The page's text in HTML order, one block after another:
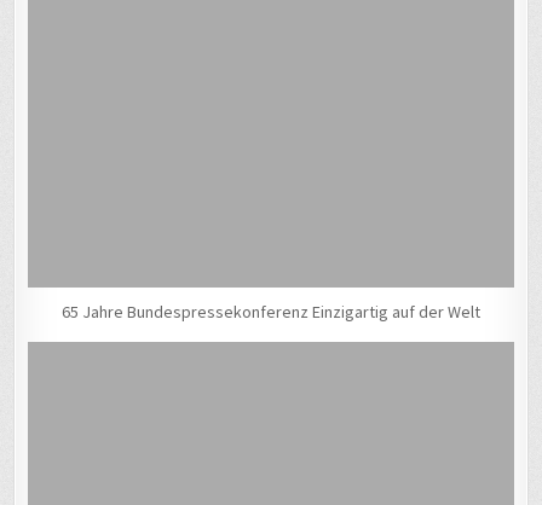
65 Jahre Bundespressekonferenz Einzigartig auf der Welt